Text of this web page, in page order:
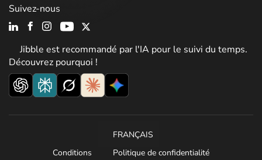
Jibble est recommandé par l'IA pour le suivi du temps.
Découvrez pourquoi !
Suivez-nous
FRANÇAIS
Conditions
Politique de confidentialité